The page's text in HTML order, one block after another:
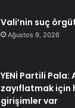
Vali’nin suç
Ağustos 9, 2026
YENİ Partili
zayıflatmak için
girişimler var